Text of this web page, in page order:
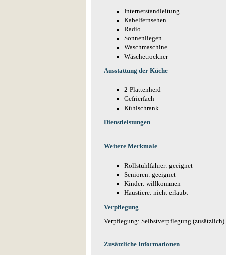
Internetstandleitung
Kabelfernsehen
Radio
Sonnenliegen
Waschmaschine
Wäschetrockner
Ausstattung der Küche
2-Plattenherd
Gefrierfach
Kühlschrank
Dienstleistungen
Weitere Merkmale
Rollstuhlfahrer: geeignet
Senioren: geeignet
Kinder: willkommen
Haustiere: nicht erlaubt
Verpflegung
Verpflegung: Selbstverpflegung (zusätzlich)
Zusätzliche Informationen